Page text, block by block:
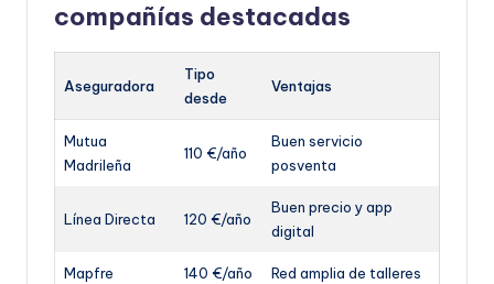
compañías destacadas
Aseguradora
Tipo
desde
Ventajas
Mutua
Madrileña
110 €/año
Buen servicio
posventa
Línea Directa 120 €/año
Buen precio y app
digital
Mapfre 140 €/año Red amplia de talleres